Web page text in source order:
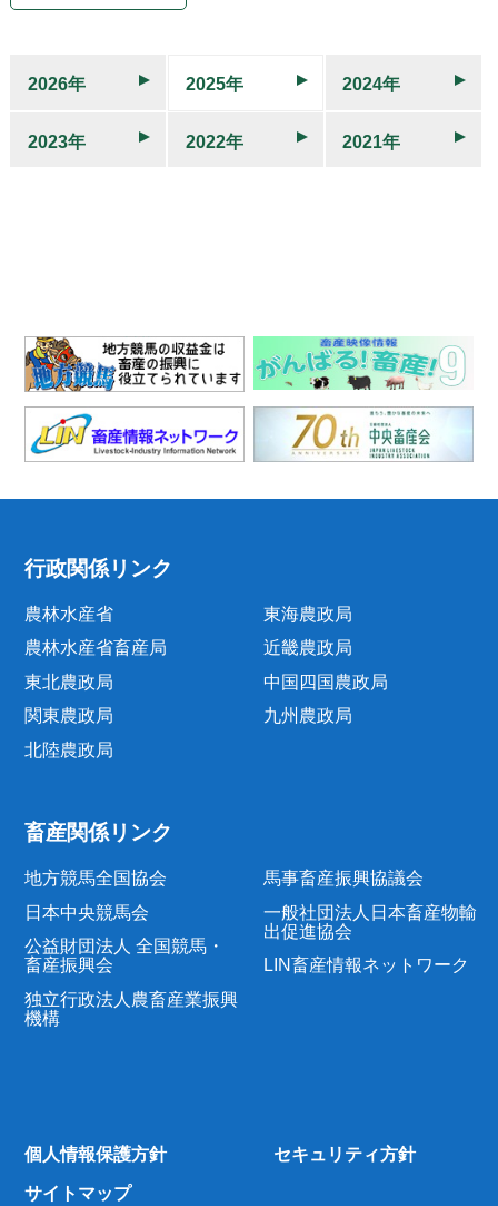
2026年 2025年 2024年
2023年 2022年 2021年
行政関係リンク
農林水産省
農林水産省畜産局
東北農政局
関東農政局
北陸農政局
東海農政局
近畿農政局
中国四国農政局
九州農政局
畜産関係リンク
地方競馬全国協会
日本中央競馬会
公益財団法人 全国競馬・
畜産振興会
独立行政法人農畜産業振興
機構
馬事畜産振興協議会
一般社団法人日本畜産物輸
出促進協会
LIN畜産情報ネットワーク
個人情報保護方針 セキュリティ方針
サイトマップ